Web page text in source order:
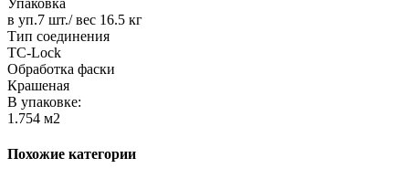
в уп.7 шт./ вес 16.5 кг
Тип соединения
TС-Lock
Обработка фаски
Крашеная
В упаковке:
1.754 м2
Похожие категории